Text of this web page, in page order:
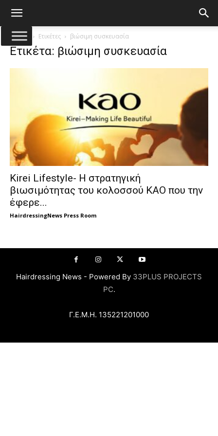
Αρχική Ετικέτες βιώσιμη συσκευασία
Ετικέτα: βιώσιμη συσκευασία
Kirei Lifestyle- Η στρατηγική
βιωσιμότητας του κολοσσού KAO που την
έφερε...
HairdressingNews Press Room
Hairdressing News - Powered By 33PLUS PROJECTS
PC.
Γ.Ε.Μ.Η. 135221201000